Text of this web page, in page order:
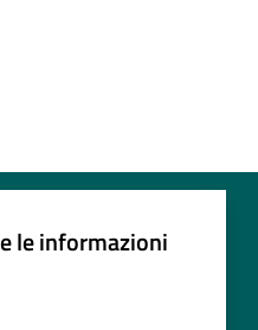
le informazioni